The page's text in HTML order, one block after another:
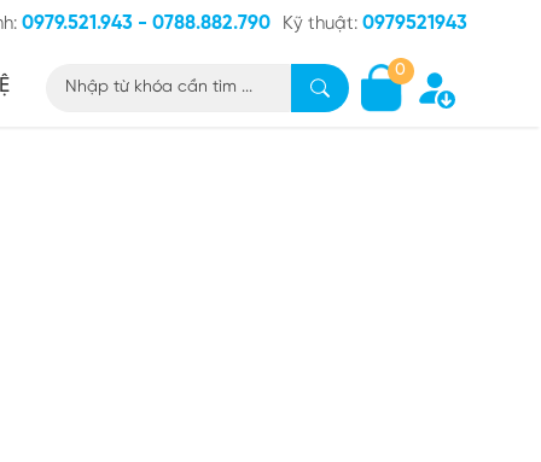
0979.521.943 - 0788.882.790 Kỹ thuật: 0979521943
0